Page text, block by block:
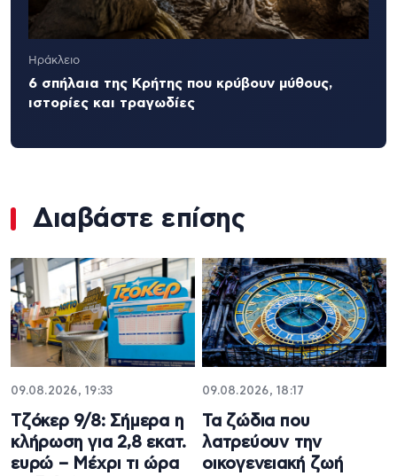
Ηράκλειο
6 σπήλαια της Κρήτης που κρύβουν μύθους,
ιστορίες και τραγωδίες
Διαβάστε επίσης
09.08.2026, 19:33
Τζόκερ 9/8: Σήμερα η
κλήρωση για 2,8 εκατ.
ευρώ – Μέχρι τι ώρα
09.08.2026, 18:17
Τα ζώδια που
λατρεύουν την
οικογενειακή ζωή